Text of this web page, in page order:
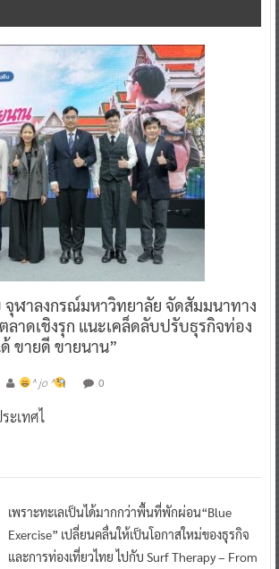
ฬาลงกรณ์มหาวิทยาลัย จัดสัมมนาทาง
ลาดเชิงรุก แนะเคล็ดลับปรับธุรกิจท่อง
ขายดี ขายนาน”
^ jo ^ 0
ะเทศไ
เพราะทะเลเป็นได้มากกว่าพื้นที่พักผ่อน“Blue
Exercise” เปลี่ยนคลื่นให้เป็นโอกาสใหม่ของธุรกิจ
และการท่องเที่ยวไทย ไปกับ Surf Therapy – From